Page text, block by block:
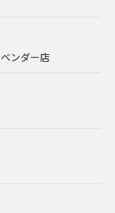
ンダー店